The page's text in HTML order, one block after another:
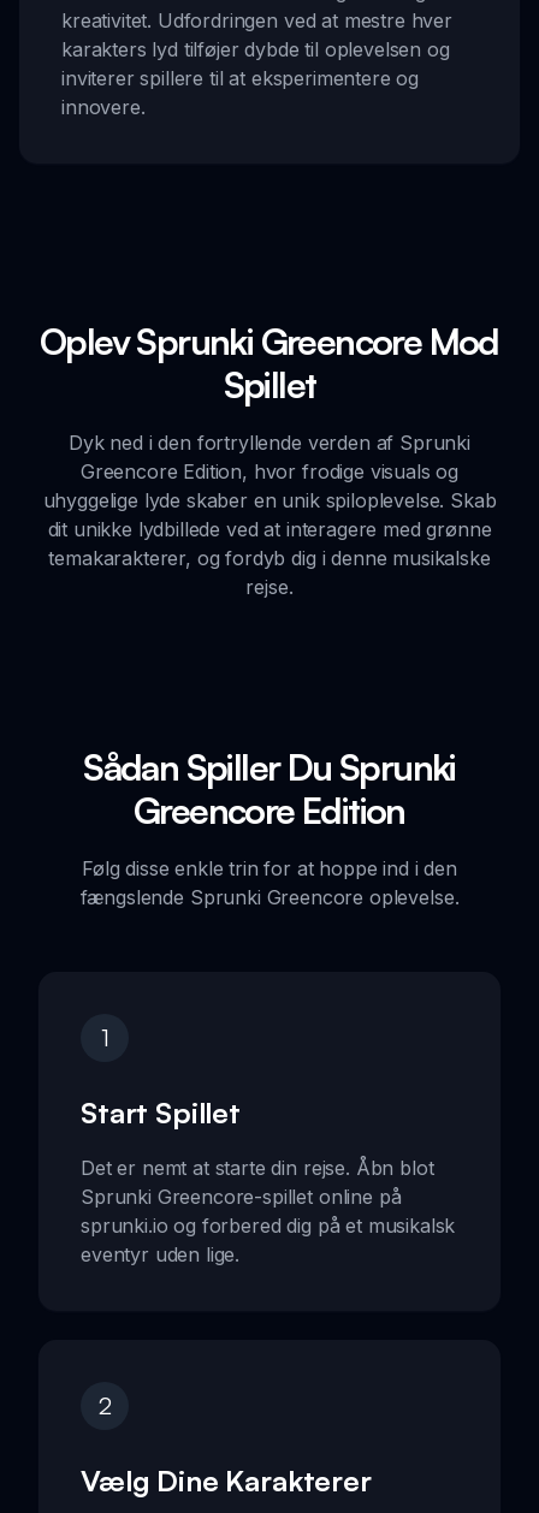
kreativitet. Udfordringen ved at mestre hver
karakters lyd tilføjer dybde til oplevelsen og
inviterer spillere til at eksperimentere og
innovere.
Oplev Sprunki Greencore Mod
Spillet
Dyk ned i den fortryllende verden af Sprunki
Greencore Edition, hvor frodige visuals og
uhyggelige lyde skaber en unik spiloplevelse. Skab
dit unikke lydbillede ved at interagere med grønne
temakarakterer, og fordyb dig i denne musikalske
rejse.
Sådan Spiller Du Sprunki
Greencore Edition
Følg disse enkle trin for at hoppe ind i den
fængslende Sprunki Greencore oplevelse.
1
Start Spillet
Det er nemt at starte din rejse. Åbn blot
Sprunki Greencore-spillet online på
sprunki.io og forbered dig på et musikalsk
eventyr uden lige.
2
Vælg Dine Karakterer